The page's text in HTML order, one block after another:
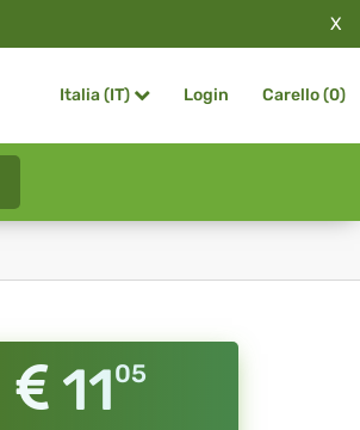
X
Italia (IT) Login Carello (0)
1105